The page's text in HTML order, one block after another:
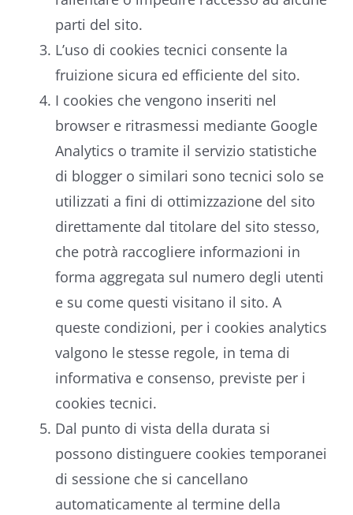
parti del sito.
L’uso di cookies tecnici consente la
fruizione sicura ed efficiente del sito.
I cookies che vengono inseriti nel
browser e ritrasmessi mediante Google
Analytics o tramite il servizio statistiche
di blogger o similari sono tecnici solo se
utilizzati a fini di ottimizzazione del sito
direttamente dal titolare del sito stesso,
che potrà raccogliere informazioni in
forma aggregata sul numero degli utenti
e su come questi visitano il sito. A
queste condizioni, per i cookies analytics
valgono le stesse regole, in tema di
informativa e consenso, previste per i
cookies tecnici.
Dal punto di vista della durata si
possono distinguere cookies temporanei
di sessione che si cancellano
automaticamente al termine della